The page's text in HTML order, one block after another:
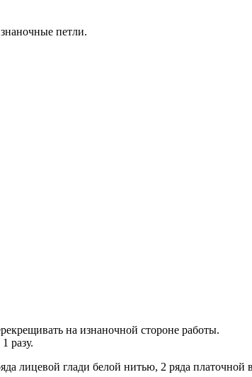
петли.
на изнаночной стороне работы.
разу.
лицевой глади белой нитью, 2 ряда